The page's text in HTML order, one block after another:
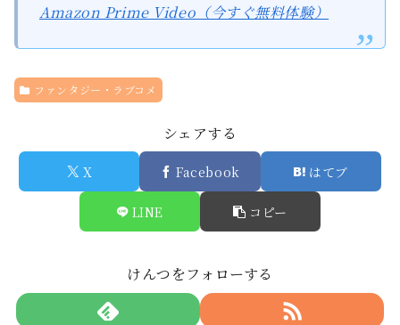
Amazon Prime Video（今すぐ無料体験）
ファンタジー・ラブコメ
シェアする
X Facebook はてブ
LINE コピー
けんつをフォローする